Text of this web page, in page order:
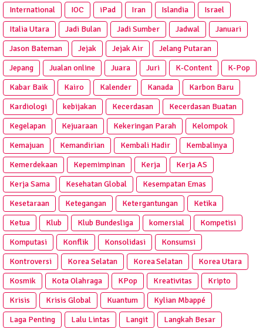
International
IOC iPad Iran Islandia
Israel
Italia Utara
Jadi Bulan Jadi Sumber Jadwal
Januari
Jason Bateman
Jejak Jejak Air
Jelang Putaran
Jepang
Jualan online Juara Juri K-Content
K-Pop
Kabar Baik
Kairo Kalender Kanada
Karbon Baru
Kardiologi
kebijakan Kecerdasan
Kecerdasan Buatan
Kegelapan
Kejuaraan Kekeringan Parah
Kelompok
Kemajuan
Kemandirian Kembali Hadir
Kembalinya
Kemerdekaan
Kepemimpinan Kerja
Kerja AS
Kerja Sama
Kesehatan Global
Kesempatan Emas
Kesetaraan
Ketegangan Ketergantungan
Ketika
Ketua
Klub Klub Bundesliga komersial
Kompetisi
Komputasi
Konflik Konsolidasi
Konsumsi
Kontroversi
Korea Selatan Korea Selatan
Korea Utara
Kosmik
Kota Olahraga KPop Kreativitas
Kripto
Krisis
Krisis Global Kuantum
Kylian Mbappé
Laga Penting
Lalu Lintas Langit
Langkah Besar